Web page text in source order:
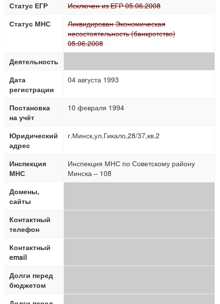
Статус ЕГР
Исключен из ЕГР 05.06.2008
Статус МНС
Ликвидирован Экономическая
несостоятельность (банкротство)
05.06.2008
Деятельность
Дата
регистрации
04 августа 1993
Постановка
на учёт
10 февраля 1994
Юридический
адрес
г.Минск,ул.Гикало,28/37,кв.2
Инспекция
МНС
Инспекция МНС по Советскому району
Минска – 108
Домены,
сайты
Контактный
телефон
Контактный
email
Долги перед
бюджетом